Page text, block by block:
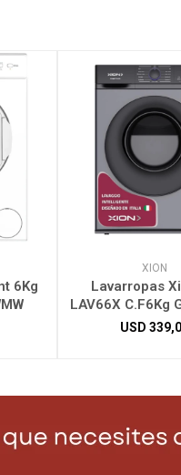
6Kg
XION
Lavarropas
LAV66X C.F6Kg
Inverter
USD